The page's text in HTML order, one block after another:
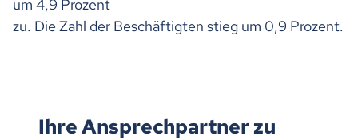
um 4,9 Prozent
zu. Die Zahl der Beschäftigten stieg um 0,9 Prozent.
Ihre Ansprechpartner zu